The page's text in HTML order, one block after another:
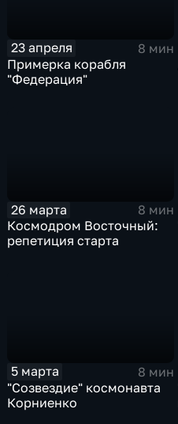
23 апреля
8 мин
Примерка корабля
"Федерация"
26 марта
8 мин
Космодром Восточный:
репетиция старта
5 марта
8 мин
"Созвездие" космонавта
Корниенко